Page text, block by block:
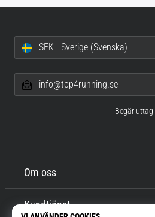
Om oss
Kundtjänst
SEK - Sverige (Svenska)
info@top4running.se
Begär uttag